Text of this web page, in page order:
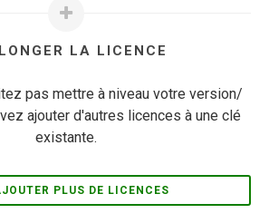
LA LICENCE
pas mettre à niveau votre version/
ajouter d'autres licences à une clé
existante.
PLUS DE LICENCES